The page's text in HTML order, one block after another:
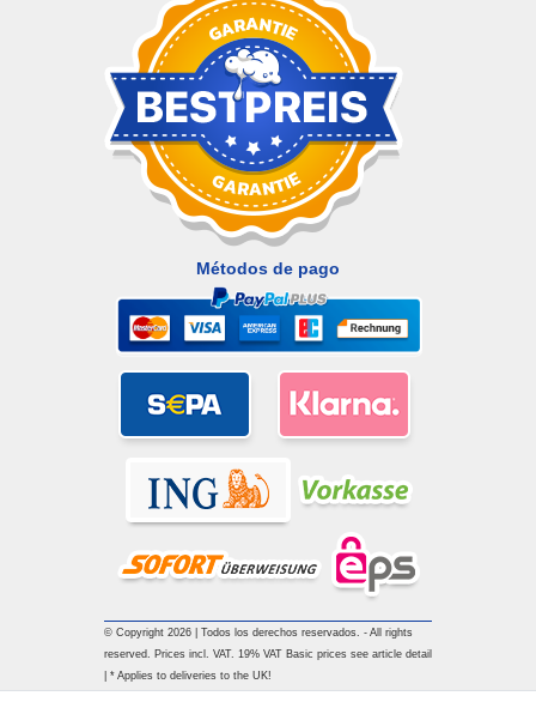
Métodos de pago
© Copyright 2026 | Todos los derechos reservados. - All rights
reserved. Prices incl. VAT. 19% VAT Basic prices see article detail
| * Applies to deliveries to the UK!